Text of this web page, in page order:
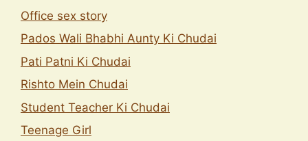
Office sex story
Pados Wali Bhabhi Aunty Ki Chudai
Pati Patni Ki Chudai
Rishto Mein Chudai
Student Teacher Ki Chudai
Teenage Girl